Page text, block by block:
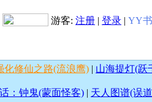
游客: 注册 | 登录 | YY
化修仙之路(流浪鹰) | 山海提灯(跃
：钟鬼(蒙面怪客) | 天人图谱(误